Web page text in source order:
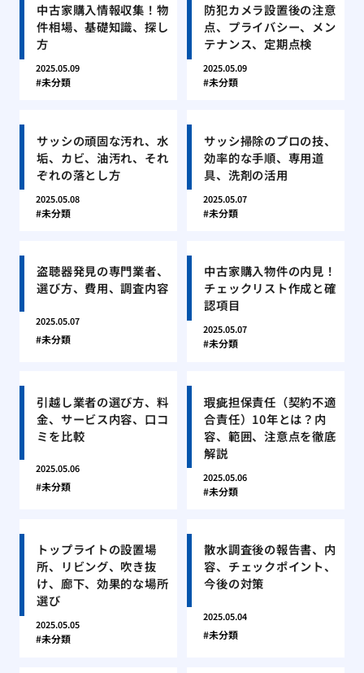
中古家購入情報収集！物
件相場、基礎知識、探し
方
2025.05.09
未分類
防犯カメラ設置後の注意
点、プライバシー、メン
テナンス、定期点検
2025.05.09
未分類
サッシの頑固な汚れ、水
垢、カビ、油汚れ、それ
ぞれの落とし方
2025.05.08
未分類
サッシ掃除のプロの技、
効率的な手順、専用道
具、洗剤の活用
2025.05.07
未分類
盗聴器発見の専門業者、
選び方、費用、調査内容
2025.05.07
未分類
中古家購入物件の内見！
チェックリスト作成と確
認項目
2025.05.07
未分類
引越し業者の選び方、料
金、サービス内容、口コ
ミを比較
2025.05.06
未分類
瑕疵担保責任（契約不適
合責任）10年とは？内
容、範囲、注意点を徹底
解説
2025.05.06
未分類
トップライトの設置場
所、リビング、吹き抜
け、廊下、効果的な場所
選び
2025.05.05
未分類
散水調査後の報告書、内
容、チェックポイント、
今後の対策
2025.05.04
未分類